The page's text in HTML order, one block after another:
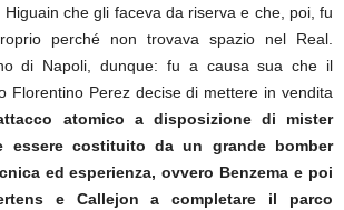
che gli faceva da riserva e che, poi, fu
perché non trovava spazio nel Real.
di Napoli, dunque: fu a causa sua che il
Florentino Perez decise di mettere in vendita
atomico a disposizione di mister
essere costituito da un grande bomber
ed esperienza, ovvero Benzema e poi
e Callejon a completare il parco